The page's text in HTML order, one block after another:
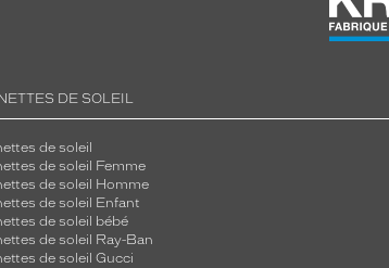
DE SOLEIL
de soleil
de soleil Femme
de soleil Homme
de soleil Enfant
de soleil bébé
de soleil Ray-Ban
de soleil Gucci